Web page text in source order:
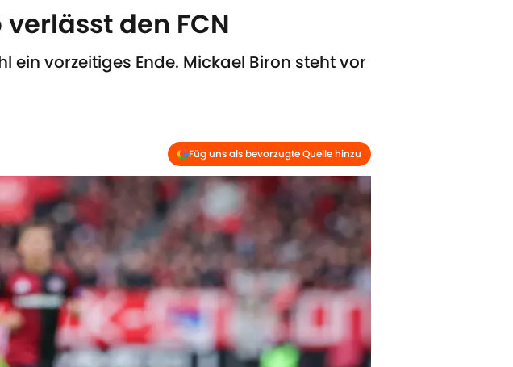
den FCN
ein vorzeitiges Ende. Mickael Biron steht vor
Füg uns als bevorzugte Quelle hinzu